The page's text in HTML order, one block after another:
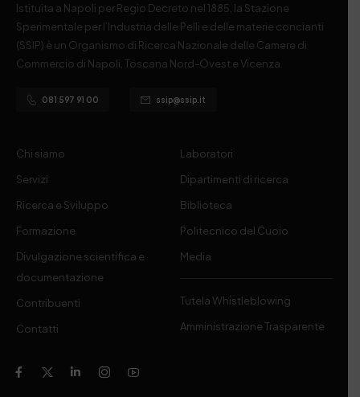
Istituita a Napoli per Regio Decreto nel 1885, la Stazione
Sperimentale per l’Industria delle Pelli e delle materie concianti
(SSIP) è un Organismo di Ricerca Nazionale delle Camere di
Commercio di Napoli, Toscana Nord-Ovest e Vicenza.
081 597 91 00 ssip@ssip.it
Chi siamo
Servizi
Ricerca e Sviluppo
Formazione
Divulgazione scientifica e
documentazione
Contribuenti
Contatti
Laboratori
Dipartimenti di ricerca
Biblioteca
Politecnico del Cuoio
Media
Tutela Whistleblowing
Amministrazione Trasparente